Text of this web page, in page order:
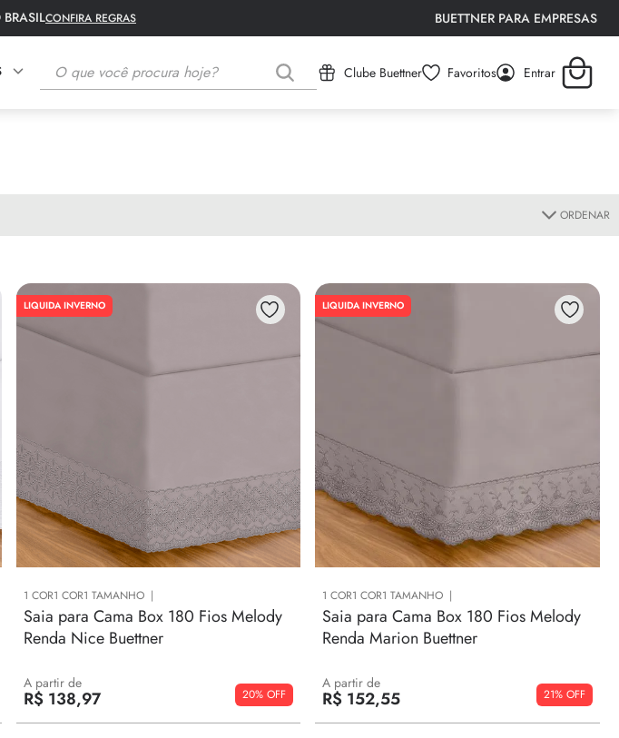
BRASILCONFIRA REGRAS BUETTNER PARA EMPRESAS
O que você procura hoje? Clube Buettner Favoritos Entrar
ORDENAR
LIQUIDA INVERNO
1 COR1 COR1 TAMANHO
Saia para Cama Box 180 Fios Melody
Renda Nice Buettner
A partir de
R$ 138,97 20%
LIQUIDA INVERNO
1 COR1 COR1 TAMANHO
Saia para Cama Box 180 Fios Melody
Renda Marion Buettner
A partir de
R$ 152,55 21%
rosto
banho